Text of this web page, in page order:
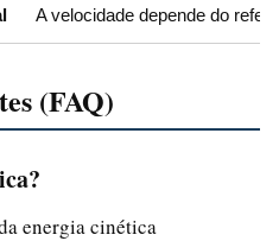
A velocidade depende do
(FAQ)
energia cinética